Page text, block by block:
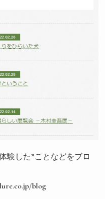
験した”ことなどをブロ
blog